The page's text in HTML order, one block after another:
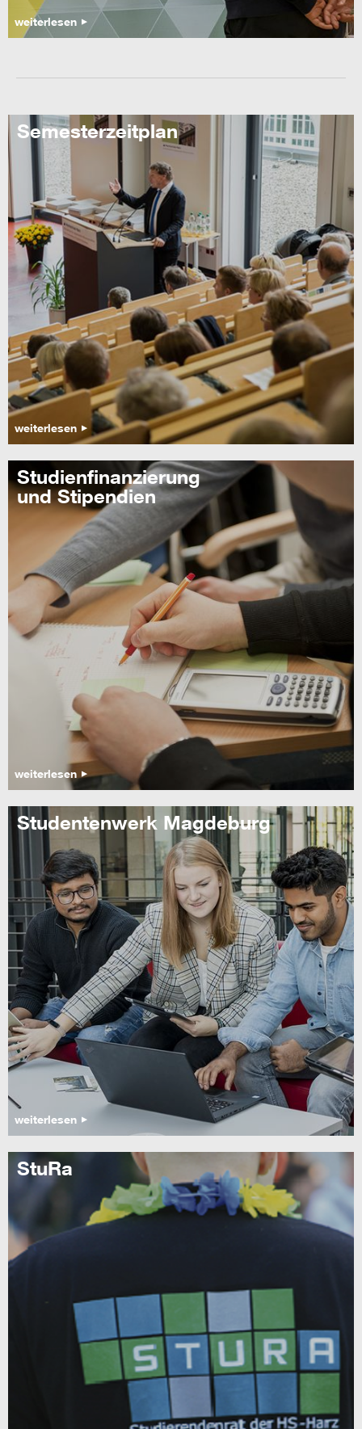
weiterlesen
Semesterzeitplan
weiterlesen
Studienfinanzierung
und Stipendien
weiterlesen
Studentenwerk Magdeburg
weiterlesen
StuRa